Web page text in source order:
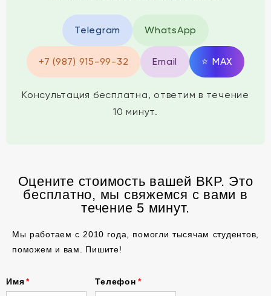
Telegram WhatsApp
+7 (987) 915-99-32 Email ⭐ MAX
Консультация бесплатна, ответим в течение
10 минут.
Оцените стоимость вашей ВКР. Это
бесплатно, мы свяжемся с вами в
течение 5 минут.
Мы работаем с 2010 года, помогли тысячам студентов,
поможем и вам. Пишите!
Имя Телефон